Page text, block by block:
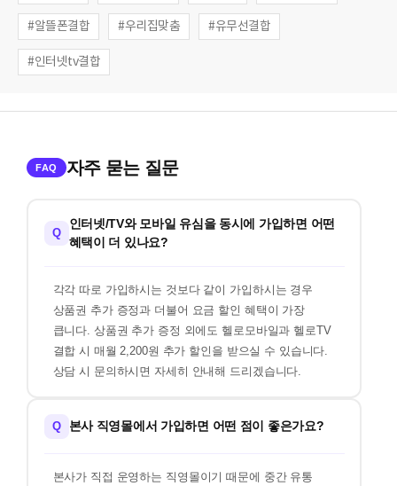
알뜰폰결합 우리집맞춤 유무선결합
인터넷tv결합
FAQ 자주 묻는 질문
Q
인터넷/TV와 모바일 유심을 동시에 가입하면 어떤
혜택이 더 있나요?
각각 따로 가입하시는 것보다 같이 가입하시는 경우
상품권 추가 증정과 더불어 요금 할인 혜택이 가장
큽니다. 상품권 추가 증정 외에도 헬로모바일과 헬로TV
결합 시 매월 2,200원 추가 할인을 받으실 수 있습니다.
상담 시 문의하시면 자세히 안내해 드리겠습니다.
Q 본사 직영몰에서 가입하면 어떤 점이 좋은가요?
본사가 직접 운영하는 직영몰이기 때문에 중간 유통